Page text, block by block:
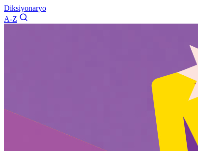
Diksiyonaryo
A-Z